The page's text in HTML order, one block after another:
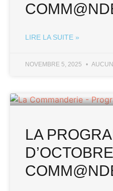
LIRE LA SUITE »
NOVEMBRE 5, 2025
LA